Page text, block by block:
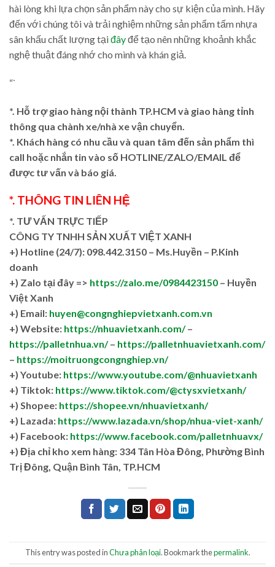
hài lòng khi lựa chọn sản phẩm này cho sự kiện của mình. Hãy
đến với chúng tôi và trải nghiệm những sản phẩm tấm nhựa
sân khấu chất lượng tạiđâyđể tạo nên những khoảnh khắc
nghệ thuật đáng nhớ cho mình và khán giả.
“`
*. Hỗ trợ giao hàng nội thành TP.HCM và giao hàng tỉnh
thông qua chành xe/nhà xe vận chuyển.
*. Khách hàng có nhu cầu và quan tâm đến sản phẩm thì
call hoặc nhắn tin vào số HOTLINE/ZALO/EMAIL để
được tư vấn và báo giá.
*. THÔNG TIN LIÊN HỆ
*. TƯ VẤN TRỰC TIẾP
CÔNG TY TNHH SẢN XUẤT VIỆT XANH
+) Hotline (24/7): 098.442.3150 – Ms.Huyền – P.Kinh
doanh
+) Zalo tại đây => https://zalo.me/0984423150 – Huyền
Việt Xanh
+) Email: huyen@congnghiepvietxanh.com.vn
+) Website: https://nhuavietxanh.com/–
https://palletnhua.vn/– https://palletnhuavietxanh.com/
– https://moitruongcongnghiep.vn/
+) Youtube: https://www.youtube.com/@nhuavietxanh
+) Tiktok: https://www.tiktok.com/@ctysxvietxanh/
+) Shopee: https://shopee.vn/nhuavietxanh/
+) Lazada: https://www.lazada.vn/shop/nhua-viet-xanh/
+) Facebook: https://www.facebook.com/palletnhuavx/
+) Địa chỉ kho xem hàng: 334 Tân Hòa Đông, Phường Bình
Trị Đông, Quận Bình Tân, TP.HCM
This entry was posted inChưa phân loại. Bookmark thepermalink.